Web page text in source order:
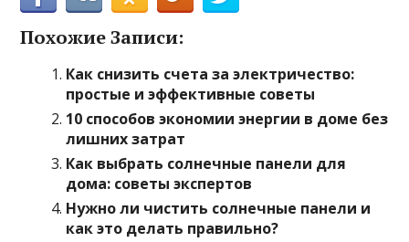
Похожие Записи:
Как снизить счета за электричество:
простые и эффективные советы
10 способов экономии энергии в доме без
лишних затрат
Как выбрать солнечные панели для
дома: советы экспертов
Нужно ли чистить солнечные панели и
как это делать правильно?